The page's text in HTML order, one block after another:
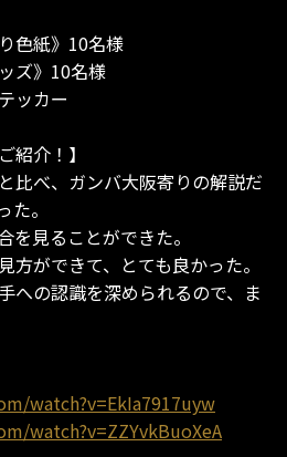
色紙》10名様
ズ》10名様
ッカー
紹介！】
比べ、ガンバ大阪寄りの解説だ
。
を見ることができた。
方ができて、とても良かった。
への認識を深められるので、ま
watch?v=EkIa7917uyw
watch?v=ZZYvkBuoXeA